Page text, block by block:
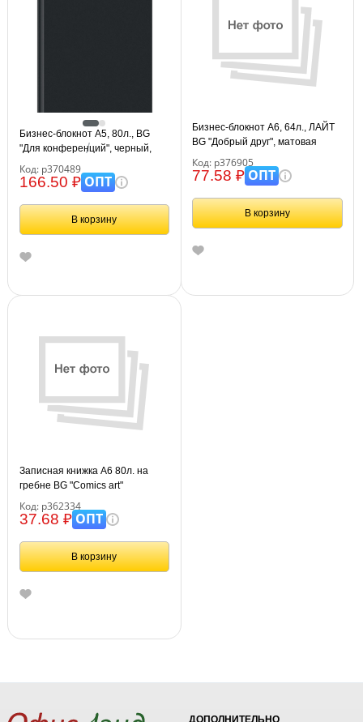
Бизнес-блокнот А5, 80л., BG
"Для конференций", черный,
Код: р370489
166.50 ₽ОПТ
В корзину
Бизнес-блокнот А6, 64л., ЛАЙТ
BG "Добрый друг", матовая
Код: р376905
77.58 ₽ОПТ
В корзину
Записная книжка А6 80л. на
гребне BG "Comics art"
Код: р362334
37.68 ₽ОПТ
В корзину
ДОПОЛНИТЕЛЬНО